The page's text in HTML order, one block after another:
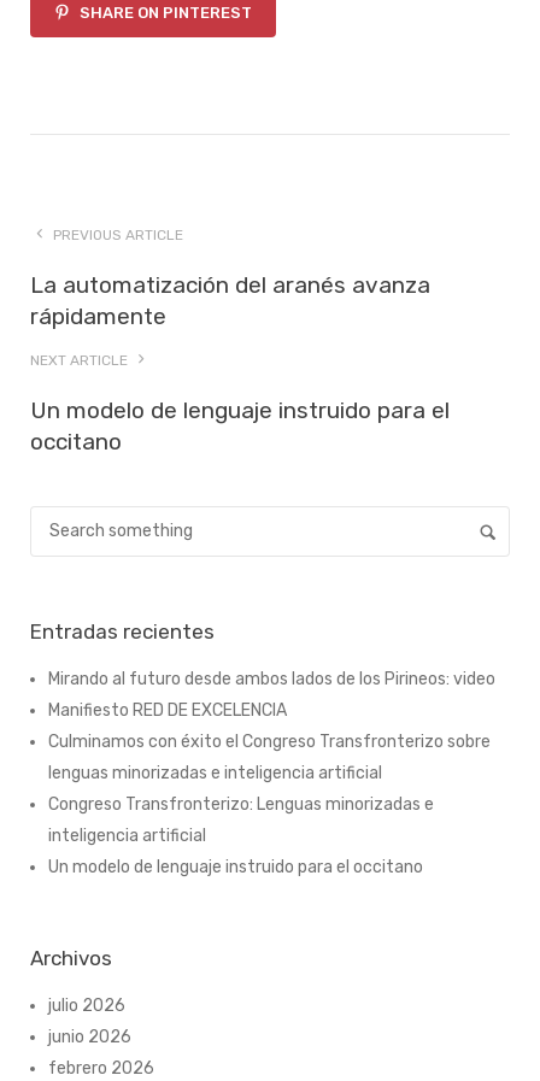
SHARE ON PINTEREST
PREVIOUS ARTICLE
La automatización del aranés avanza
rápidamente
NEXT ARTICLE
Un modelo de lenguaje instruido para el
occitano
Entradas recientes
Mirando al futuro desde ambos lados de los Pirineos: video
Manifiesto RED DE EXCELENCIA
Culminamos con éxito el Congreso Transfronterizo sobre
lenguas minorizadas e inteligencia artificial
Congreso Transfronterizo: Lenguas minorizadas e
inteligencia artificial
Un modelo de lenguaje instruido para el occitano
Archivos
julio 2026
junio 2026
febrero 2026